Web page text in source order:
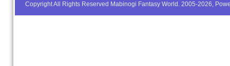
Copyright All Rights Reserved Mabinogi Fantasy World. 2005-2026,